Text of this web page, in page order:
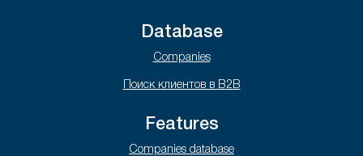
Database
Companies
Поиск клиентов в B2B
Features
Companies database